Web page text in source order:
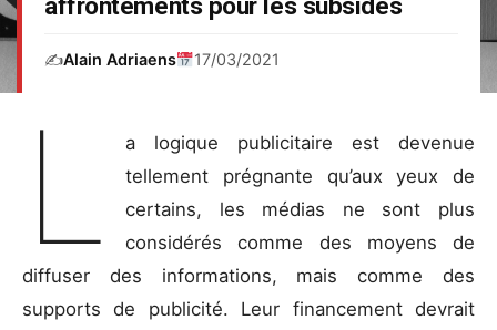
affrontements pour les subsides
✍️Alain Adriaens 17/03/2021
L
a logique publicitaire est devenue
tellement prégnante qu’aux yeux de
certains, les médias ne sont plus
considérés comme des moyens de
diffuser des informations, mais comme des
supports de publicité. Leur financement devrait